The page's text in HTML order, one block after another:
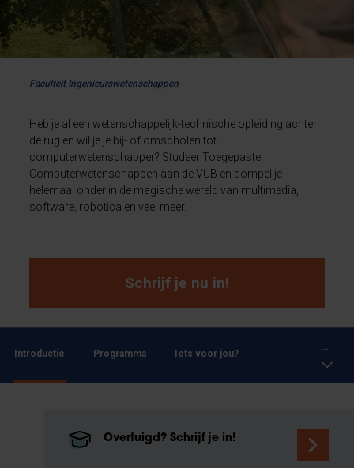
Faculteit Ingenieurswetenschappen
Heb je al een wetenschappelijk-technische opleiding achter
de rug en wil je je bij- of omscholen tot
computerwetenschapper? Studeer Toegepaste
Computerwetenschappen aan de VUB en dompel je
helemaal onder in de magische wereld van multimedia,
software, robotica en veel meer.
Schrijf je nu in!
Introductie Programma Iets voor jou?
Overtuigd? Schrijf je in!